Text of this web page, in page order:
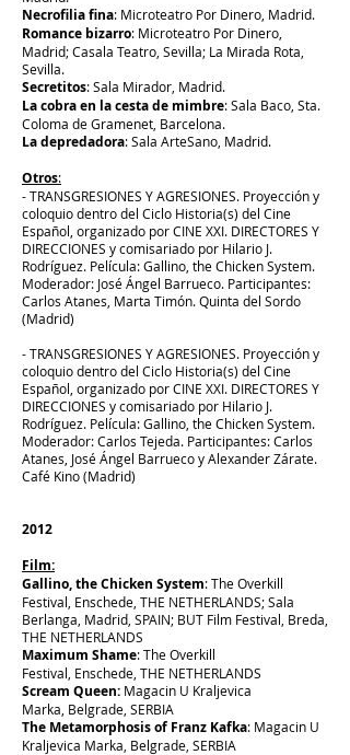
Necrofilia fina: Microteatro Por Dinero, Madrid.
Romance bizarro: Microteatro Por Dinero,
Madrid; Casala Teatro, Sevilla; La Mirada Rota,
Sevilla.
Secretitos: Sala Mirador, Madrid.
La cobra en la cesta de mimbre: Sala Baco, Sta.
Coloma de Gramenet, Barcelona.
La depredadora: Sala ArteSano, Madrid.
Otros:
- TRANSGRESIONES Y AGRESIONES. Proyección y
coloquio dentro del Ciclo Historia(s) del Cine
Español, organizado por CINE XXI. DIRECTORES Y
DIRECCIONES y comisariado por Hilario J.
Rodríguez. Película: Gallino, the Chicken System.
Moderador: José Ángel Barrueco. Participantes:
Carlos Atanes, Marta Timón. Quinta del Sordo
(Madrid)
- TRANSGRESIONES Y AGRESIONES. Proyección y
coloquio dentro del Ciclo Historia(s) del Cine
Español, organizado por CINE XXI. DIRECTORES Y
DIRECCIONES y comisariado por Hilario J.
Rodríguez. Película: Gallino, the Chicken System.
Moderador: Carlos Tejeda. Participantes: Carlos
Atanes, José Ángel Barrueco y Alexander Zárate.
Café Kino (Madrid)
2012
Film:
Gallino, the Chicken System: The Overkill
Festival, Enschede, THE NETHERLANDS; Sala
Berlanga, Madrid, SPAIN; BUT Film Festival, Breda,
THE NETHERLANDS
Maximum Shame: The Overkill
Festival, Enschede, THE NETHERLANDS
Scream Queen: Magacin U Kraljevica
Marka, Belgrade, SERBIA
The Metamorphosis of Franz Kafka: Magacin U
Kraljevica Marka, Belgrade, SERBIA